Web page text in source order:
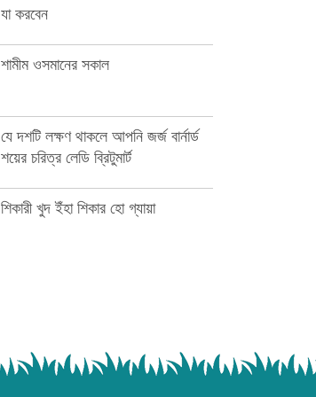
যা করবেন
শামীম ওসমানের সকাল
যে দশটি লক্ষণ থাকলে আপনি জর্জ বার্নার্ড
শয়ের চরিত্র লেডি ব্রিটুমার্ট
শিকারী খুদ ইঁহা শিকার হো গ্যায়া